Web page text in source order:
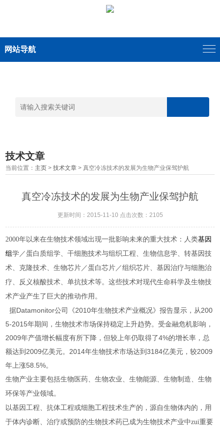
网站导航
技术文章
当前位置： 主页 >技术文章 > 真空冷冻技术的发展为生物产业保驾护航
真空冷冻技术的发展为生物产业保驾护航
更新时间：2015-11-10 点击次数：2105
2000年以来在生物技术领域出现一批影响未来的重大技术：人类基因
组学／蛋白质组学、干细胞技术与组织工程、生物信息学、转基因技
术、克隆技术、生物芯片／蛋白芯片／组织芯片、基因治疗与细胞治
疗、反义核酸技术、单抗技术等。这些技术对现代生命科学及生物技
术产业产生了巨大的推动作用。
据Datamonitor公司《2010年生物技术产业概况》报告显示，从200
5-2015年期间，生物技术市场保持稳定上升趋势。受金融危机影响，
2009年产值增长幅度有所下降，但较上年仍取得了4%的增长率，总
额达到2009亿美元。2014年生物技术市场达到3184亿美元，较2009
年上涨58.5%。
生物产业主要包括生物医药、生物农业、生物能源、生物制造、生物
环保等产业领域。
以基因工程、抗体工程或细胞工程技术生产的，源自生物体内的，用
于体内诊断、治疗或预防的生物技术药已成为生物技术产业中zui重要